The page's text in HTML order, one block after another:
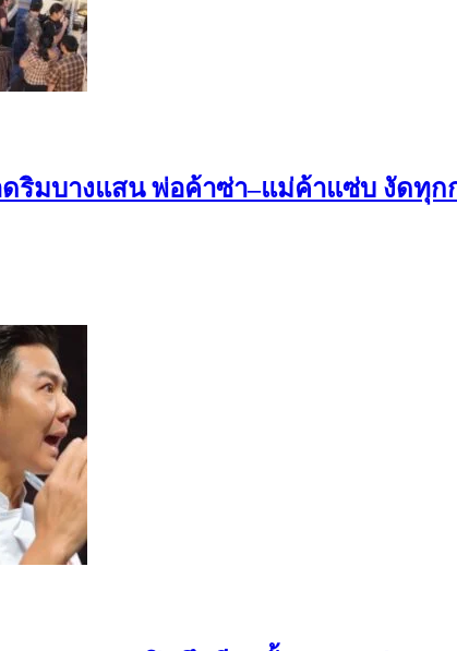
ดริมบางแสน พ่อค้าซ่า–แม่ค้าแซ่บ งัดทุ